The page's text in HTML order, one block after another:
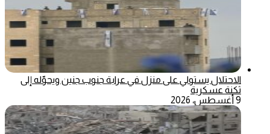
الاحتلال يستولي على منزل في عرابة جنوب جنين ويحوّله إلى
ثكنة عسكرية
9 أغسطس، 2026